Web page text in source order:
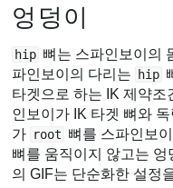
엉덩이
hip 뼈는 스파인보이의
파인보이의 다리는
hip
타겟으로 하는 IK 제약
인보이가 IK 타겟 뼈와
가 root 뼈를 스파인보
뼈를 움직이지 않고는 엉
의 GIF는 단순화한 설정